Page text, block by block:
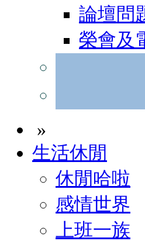
論壇問
榮會及
»
生活休閒
休閒哈啦
感情世界
上班一族